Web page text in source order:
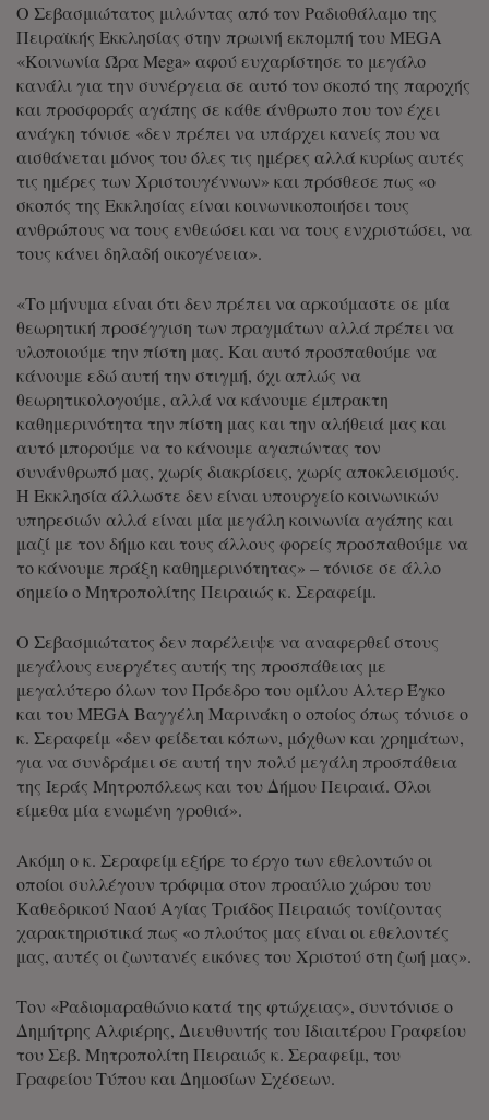
Ο Σεβασμιώτατος μιλώντας από τον Ραδιοθάλαμο της
Πειραϊκής Εκκλησίας στην πρωινή εκπομπή του MEGA
«Κοινωνία Ώρα Mega» αφού ευχαρίστησε το μεγάλο
κανάλι για την συνέργεια σε αυτό τον σκοπό της παροχής
και προσφοράς αγάπης σε κάθε άνθρωπο που τον έχει
ανάγκη τόνισε «δεν πρέπει να υπάρχει κανείς που να
αισθάνεται μόνος του όλες τις ημέρες αλλά κυρίως αυτές
τις ημέρες των Χριστουγέννων» και πρόσθεσε πως «ο
σκοπός της Εκκλησίας είναι κοινωνικοποιήσει τους
ανθρώπους να τους ενθεώσει και να τους ενχριστώσει, να
τους κάνει δηλαδή οικογένεια».
«Το μήνυμα είναι ότι δεν πρέπει να αρκούμαστε σε μία
θεωρητική προσέγγιση των πραγμάτων αλλά πρέπει να
υλοποιούμε την πίστη μας. Και αυτό προσπαθούμε να
κάνουμε εδώ αυτή την στιγμή, όχι απλώς να
θεωρητικολογούμε, αλλά να κάνουμε έμπρακτη
καθημερινότητα την πίστη μας και την αλήθειά μας και
αυτό μπορούμε να το κάνουμε αγαπώντας τον
συνάνθρωπό μας, χωρίς διακρίσεις, χωρίς αποκλεισμούς.
Η Εκκλησία άλλωστε δεν είναι υπουργείο κοινωνικών
υπηρεσιών αλλά είναι μία μεγάλη κοινωνία αγάπης και
μαζί με τον δήμο και τους άλλους φορείς προσπαθούμε να
το κάνουμε πράξη καθημερινότητας» – τόνισε σε άλλο
σημείο ο Μητροπολίτης Πειραιώς κ. Σεραφείμ.
Ο Σεβασμιώτατος δεν παρέλειψε να αναφερθεί στους
μεγάλους ευεργέτες αυτής της προσπάθειας με
μεγαλύτερο όλων τον Πρόεδρο του ομίλου Αλτερ Έγκο
και του MEGA Βαγγέλη Μαρινάκη ο οποίος όπως τόνισε ο
κ. Σεραφείμ «δεν φείδεται κόπων, μόχθων και χρημάτων,
για να συνδράμει σε αυτή την πολύ μεγάλη προσπάθεια
της Ιεράς Μητροπόλεως και του Δήμου Πειραιά. Όλοι
είμεθα μία ενωμένη γροθιά».
Ακόμη ο κ. Σεραφείμ εξήρε το έργο των εθελοντών οι
οποίοι συλλέγουν τρόφιμα στον προαύλιο χώρου του
Καθεδρικού Ναού Αγίας Τριάδος Πειραιώς τονίζοντας
χαρακτηριστικά πως «ο πλούτος μας είναι οι εθελοντές
μας, αυτές οι ζωντανές εικόνες του Χριστού στη ζωή μας».
Τον «Ραδιομαραθώνιο κατά της φτώχειας», συντόνισε ο
Δημήτρης Αλφιέρης, Διευθυντής του Ιδιαιτέρου Γραφείου
του Σεβ. Μητροπολίτη Πειραιώς κ. Σεραφείμ, του
Γραφείου Τύπου και Δημοσίων Σχέσεων.